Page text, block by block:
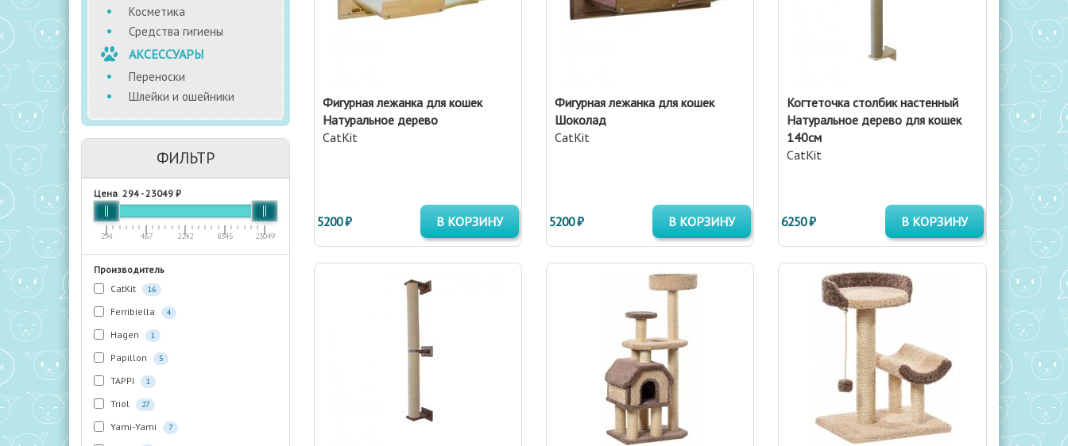
Косметика
Средства гигиены
АКСЕССУАРЫ
Переноски
Шлейки и ошейники
ФИЛЬТР
Цена 294-23049 ₽
294 467 2242 8345 23049
Производитель
CatKit
16
Ferribiella 4
Hagen 1
Papillon 5
TAPPI 1
Triol 27
Yami-Yami 7
Фигурная лежанка для кошек
Натуральное дерево
CatKit
5200 ₽ В КОРЗИНУ
Фигурная лежанка для кошек
Шоколад
CatKit
5200 ₽ В КОРЗИНУ
Когтеточка столбик настенный
Натуральное дерево для кошек
140см
CatKit
6250 ₽ В КОРЗИНУ